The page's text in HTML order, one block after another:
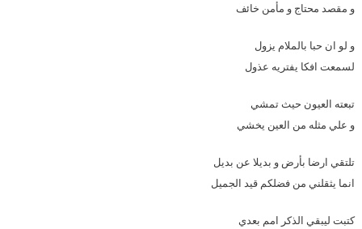
و مقصد محتاج و مأمن خائف
و لو ان حبا بالملام يزول
لسمعت افکا يفتريه عذول
تبعته العيون حيث تمشي
و علي مثله من العين يخشي
تلتقي ارضا بأرض و بديلا عن بديل
انما يثقلني من فضلکم قيد الجميل
کتبت ليبقي الذکر امم بعدي